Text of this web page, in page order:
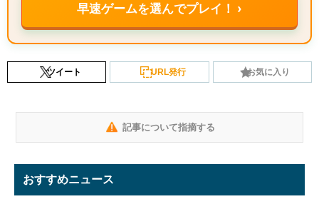
早速ゲームを選んでプレイ！ ›
ツイート URL発行 お気に入り
記事について指摘する
おすすめニュース